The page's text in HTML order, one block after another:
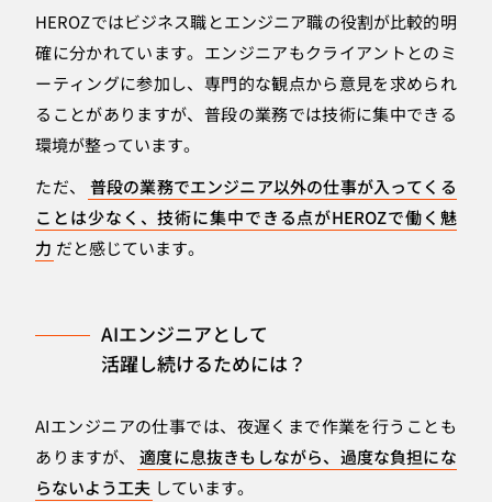
HEROZではビジネス職とエンジニア職の役割が比較的明
確に分かれています。エンジニアもクライアントとのミ
ーティングに参加し、専門的な観点から意見を求められ
ることがありますが、普段の業務では技術に集中できる
環境が整っています。
ただ、
普段の業務でエンジニア以外の仕事が入ってくる
ことは少なく、技術に集中できる点がHEROZで働く魅
力 だと感じています。
AIエンジニアとして
活躍し続けるためには？
AIエンジニアの仕事では、夜遅くまで作業を行うことも
ありますが、
適度に息抜きもしながら、過度な負担にな
らないよう工夫 しています。